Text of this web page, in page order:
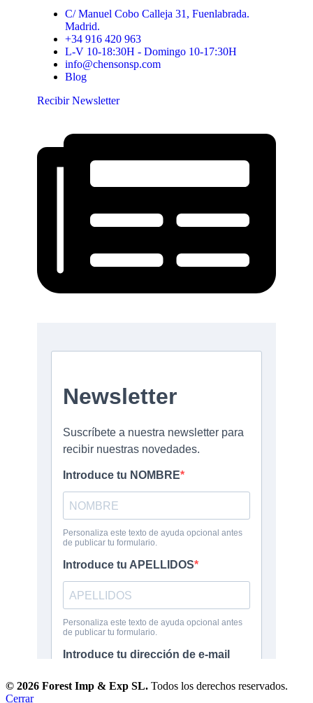
C/ Manuel Cobo Calleja 31, Fuenlabrada.
Madrid.
+34 916 420 963
L-V 10-18:30H - Domingo 10-17:30H
info@chensonsp.com
Blog
Recibir Newsletter
© 2026 Forest Imp & Exp SL. Todos los derechos reservados.
Cerrar